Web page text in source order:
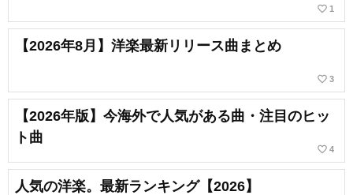
favorite_border 1
【2026年8月】洋楽最新リリース曲まとめ
favorite_border 3
【2026年版】今海外で人気がある曲・注目のヒッ
ト曲
favorite_border 4
人気の洋楽。最新ランキング【2026】